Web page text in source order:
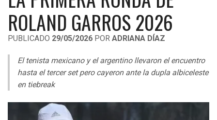
LIGA DE EXPANSIÓN MX
LEAGUES CUP
UEFA EUROPA LEAGUE
UEFA CONFERENCE LEAGUE
COPA LIBERTADORES
COPA SUDAMERICANA
LIGA BETPLAY
RAIDERS
RAVENS
CAVALIERS
PACERS
ROLAND GARROS 2026
PUBLICADO 29/05/2026 POR ADRIANA DÍAZ
El tenista mexicano y el argentino llevaron el encuentro
hasta el tercer set pero cayeron ante la dupla albiceleste
en tiebreak